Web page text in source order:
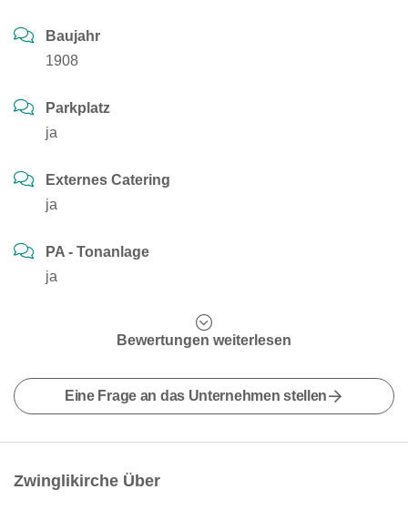
Baujahr
1908
Parkplatz
ja
Externes Catering
ja
PA - Tonanlage
ja
Bewertungen weiterlesen
Eine Frage an das Unternehmen stellen
Zwinglikirche Über